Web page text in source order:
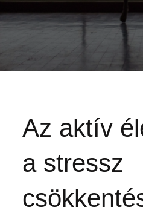
Az aktív
a stressz